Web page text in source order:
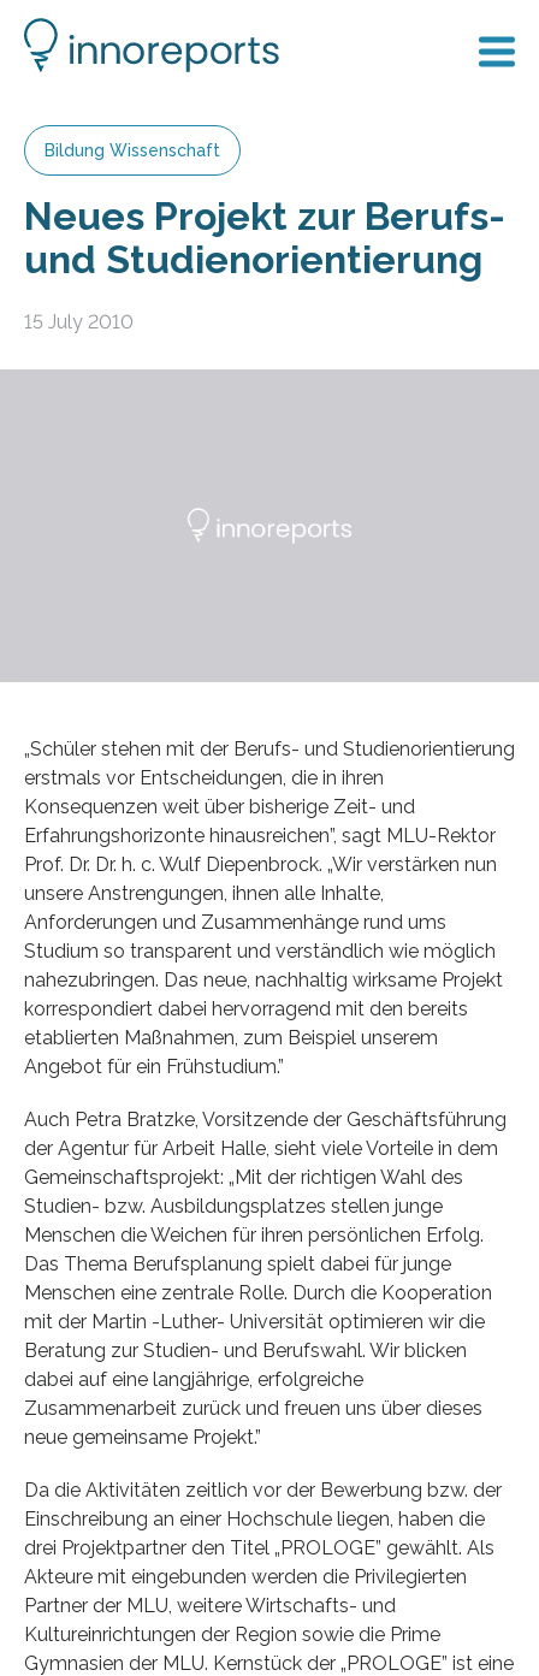
Bildung Wissenschaft
Neues Projekt zur Berufs-
und Studienorientierung
15 July 2010
„Schüler stehen mit der Berufs- und Studienorientierung
erstmals vor Entscheidungen, die in ihren
Konsequenzen weit über bisherige Zeit- und
Erfahrungshorizonte hinausreichen”, sagt MLU-Rektor
Prof. Dr. Dr. h. c. Wulf Diepenbrock. „Wir verstärken nun
unsere Anstrengungen, ihnen alle Inhalte,
Anforderungen und Zusammenhänge rund ums
Studium so transparent und verständlich wie möglich
nahezubringen. Das neue, nachhaltig wirksame Projekt
korrespondiert dabei hervorragend mit den bereits
etablierten Maßnahmen, zum Beispiel unserem
Angebot für ein Frühstudium.”
Auch Petra Bratzke, Vorsitzende der Geschäftsführung
der Agentur für Arbeit Halle, sieht viele Vorteile in dem
Gemeinschaftsprojekt: „Mit der richtigen Wahl des
Studien- bzw. Ausbildungsplatzes stellen junge
Menschen die Weichen für ihren persönlichen Erfolg.
Das Thema Berufsplanung spielt dabei für junge
Menschen eine zentrale Rolle. Durch die Kooperation
mit der Martin -Luther- Universität optimieren wir die
Beratung zur Studien- und Berufswahl. Wir blicken
dabei auf eine langjährige, erfolgreiche
Zusammenarbeit zurück und freuen uns über dieses
neue gemeinsame Projekt.”
Da die Aktivitäten zeitlich vor der Bewerbung bzw. der
Einschreibung an einer Hochschule liegen, haben die
drei Projektpartner den Titel „PROLOGE” gewählt. Als
Akteure mit eingebunden werden die Privilegierten
Partner der MLU, weitere Wirtschafts- und
Kultureinrichtungen der Region sowie die Prime
Gymnasien der MLU. Kernstück der „PROLOGE” ist eine